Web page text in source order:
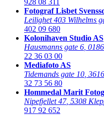
Fotograf Lisbet
Leilighet 403 Wilhelms
402 09 680
Kolonihaven Studio AS
Hausmanns gate 6
22 36 03 00
Mediafoto AS
Tidemands gate 10
32 73 56 80
Hommedal Marit
Nipefjellet 47, 5308
917 92 652